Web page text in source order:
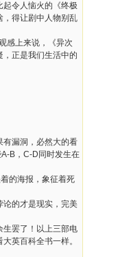
起令人恼火的《终极
，得让剧中人物别乱
感上来说，《异次
正是我们生活中的
有漏洞，必然大的看
B，C-D同时发生在
的海报，象征着死
论的才是现实，完美
生罢了！以上三部电
英百科全书一样。